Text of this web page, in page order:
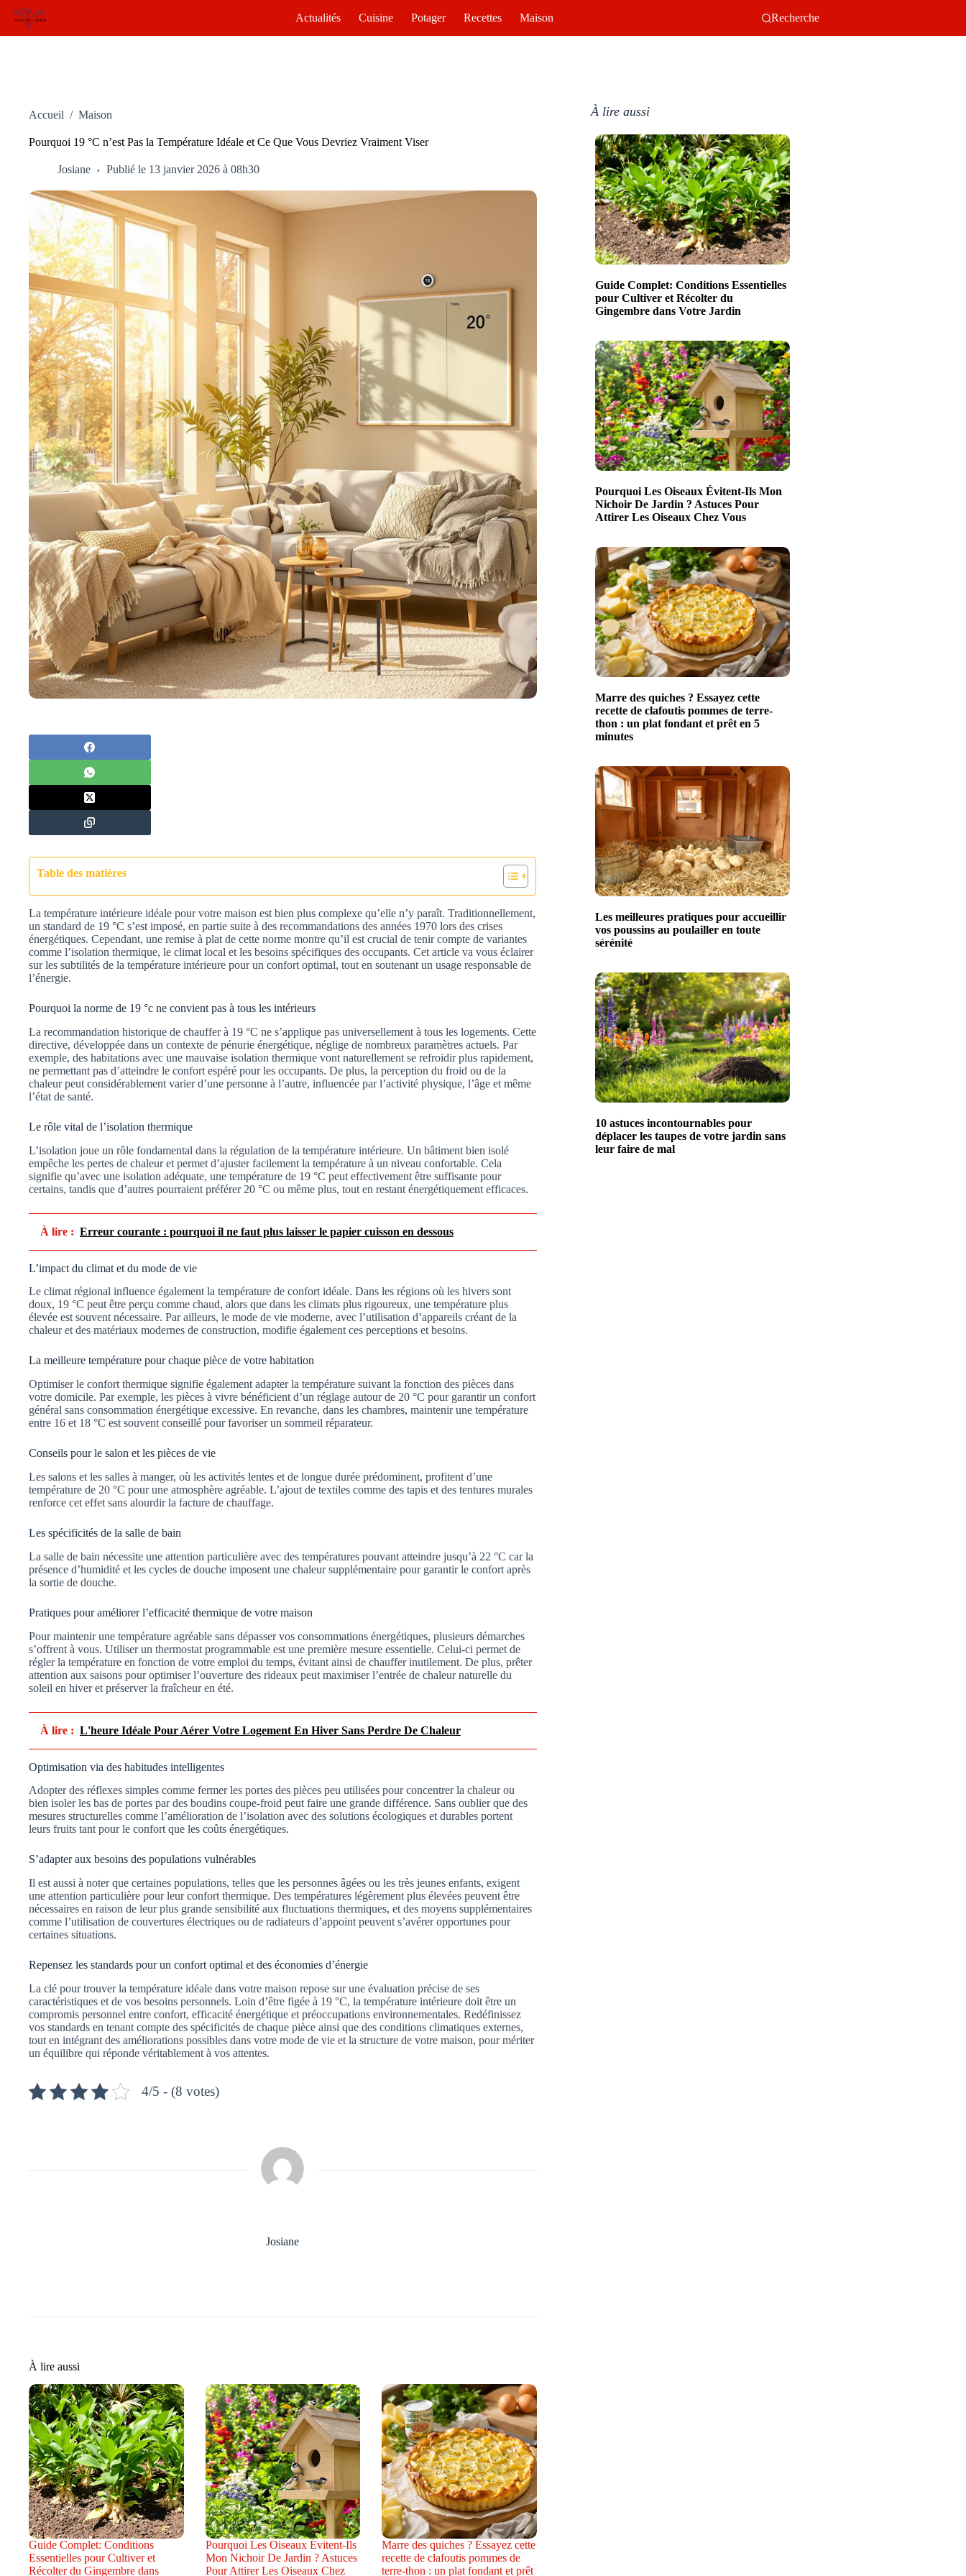
Passer
contenu
Actualités Cuisine Potager Recettes Maison Recherche
Accueil / Maison
Pourquoi 19 °C n’est Pas la Température Idéale et Ce Que Vous Devriez Vraiment Viser
Josiane Publié le 13 janvier 2026 à 08h30
Table des matières
La température intérieure idéale pour votre maison est bien plus complexe qu’elle n’y paraît. Traditionnellement,
un standard de 19 °C s’est imposé, en partie suite à des recommandations des années 1970 lors des crises
énergétiques. Cependant, une remise à plat de cette norme montre qu’il est crucial de tenir compte de variantes
comme l’isolation thermique, le climat local et les besoins spécifiques des occupants. Cet article va vous éclairer
sur les subtilités de la température intérieure pour un confort optimal, tout en soutenant un usage responsable de
l’énergie.
Pourquoi la norme de 19 °c ne convient pas à tous les intérieurs
La recommandation historique de chauffer à 19 °C ne s’applique pas universellement à tous les logements. Cette
directive, développée dans un contexte de pénurie énergétique, néglige de nombreux paramètres actuels. Par
exemple, des habitations avec une mauvaise isolation thermique vont naturellement se refroidir plus rapidement,
ne permettant pas d’atteindre le confort espéré pour les occupants. De plus, la perception du froid ou de la
chaleur peut considérablement varier d’une personne à l’autre, influencée par l’activité physique, l’âge et même
l’état de santé.
Le rôle vital de l’isolation thermique
L’isolation joue un rôle fondamental dans la régulation de la température intérieure. Un bâtiment bien isolé
empêche les pertes de chaleur et permet d’ajuster facilement la température à un niveau confortable. Cela
signifie qu’avec une isolation adéquate, une température de 19 °C peut effectivement être suffisante pour
certains, tandis que d’autres pourraient préférer 20 °C ou même plus, tout en restant énergétiquement efficaces.
À lire : Erreur courante : pourquoi il ne faut plus laisser le papier cuisson en dessous
L’impact du climat et du mode de vie
Le climat régional influence également la température de confort idéale. Dans les régions où les hivers sont
doux, 19 °C peut être perçu comme chaud, alors que dans les climats plus rigoureux, une température plus
élevée est souvent nécessaire. Par ailleurs, le mode de vie moderne, avec l’utilisation d’appareils créant de la
chaleur et des matériaux modernes de construction, modifie également ces perceptions et besoins.
La meilleure température pour chaque pièce de votre habitation
Optimiser le confort thermique signifie également adapter la température suivant la fonction des pièces dans
votre domicile. Par exemple, les pièces à vivre bénéficient d’un réglage autour de 20 °C pour garantir un confort
général sans consommation énergétique excessive. En revanche, dans les chambres, maintenir une température
entre 16 et 18 °C est souvent conseillé pour favoriser un sommeil réparateur.
Conseils pour le salon et les pièces de vie
Les salons et les salles à manger, où les activités lentes et de longue durée prédominent, profitent d’une
température de 20 °C pour une atmosphère agréable. L’ajout de textiles comme des tapis et des tentures murales
renforce cet effet sans alourdir la facture de chauffage.
Les spécificités de la salle de bain
La salle de bain nécessite une attention particulière avec des températures pouvant atteindre jusqu’à 22 °C car la
présence d’humidité et les cycles de douche imposent une chaleur supplémentaire pour garantir le confort après
la sortie de douche.
Pratiques pour améliorer l’efficacité thermique de votre maison
Pour maintenir une température agréable sans dépasser vos consommations énergétiques, plusieurs démarches
s’offrent à vous. Utiliser un thermostat programmable est une première mesure essentielle. Celui-ci permet de
régler la température en fonction de votre emploi du temps, évitant ainsi de chauffer inutilement. De plus, prêter
attention aux saisons pour optimiser l’ouverture des rideaux peut maximiser l’entrée de chaleur naturelle du
soleil en hiver et préserver la fraîcheur en été.
À lire : L'heure Idéale Pour Aérer Votre Logement En Hiver Sans Perdre De Chaleur
Optimisation via des habitudes intelligentes
Adopter des réflexes simples comme fermer les portes des pièces peu utilisées pour concentrer la chaleur ou
bien isoler les bas de portes par des boudins coupe-froid peut faire une grande différence. Sans oublier que des
mesures structurelles comme l’amélioration de l’isolation avec des solutions écologiques et durables portent
leurs fruits tant pour le confort que les coûts énergétiques.
S’adapter aux besoins des populations vulnérables
Il est aussi à noter que certaines populations, telles que les personnes âgées ou les très jeunes enfants, exigent
une attention particulière pour leur confort thermique. Des températures légèrement plus élevées peuvent être
nécessaires en raison de leur plus grande sensibilité aux fluctuations thermiques, et des moyens supplémentaires
comme l’utilisation de couvertures électriques ou de radiateurs d’appoint peuvent s’avérer opportunes pour
certaines situations.
Repensez les standards pour un confort optimal et des économies d’énergie
La clé pour trouver la température idéale dans votre maison repose sur une évaluation précise de ses
caractéristiques et de vos besoins personnels. Loin d’être figée à 19 °C, la température intérieure doit être un
compromis personnel entre confort, efficacité énergétique et préoccupations environnementales. Redéfinissez
vos standards en tenant compte des spécificités de chaque pièce ainsi que des conditions climatiques externes,
tout en intégrant des améliorations possibles dans votre mode de vie et la structure de votre maison, pour mériter
un équilibre qui réponde véritablement à vos attentes.
4/5 - (8 votes)
Josiane
À lire aussi
Guide Complet: Conditions
Essentielles pour Cultiver et
Récolter du Gingembre dans
Pourquoi Les Oiseaux Évitent-Ils
Mon Nichoir De Jardin ? Astuces
Pour Attirer Les Oiseaux Chez
Marre des quiches ? Essayez cette
recette de clafoutis pommes de
terre-thon : un plat fondant et prêt
À lire aussi
Guide Complet: Conditions Essentielles
pour Cultiver et Récolter du
Gingembre dans Votre Jardin
Pourquoi Les Oiseaux Évitent-Ils Mon
Nichoir De Jardin ? Astuces Pour
Attirer Les Oiseaux Chez Vous
Marre des quiches ? Essayez cette
recette de clafoutis pommes de terre-
thon : un plat fondant et prêt en 5
minutes
Les meilleures pratiques pour accueillir
vos poussins au poulailler en toute
sérénité
10 astuces incontournables pour
déplacer les taupes de votre jardin sans
leur faire de mal